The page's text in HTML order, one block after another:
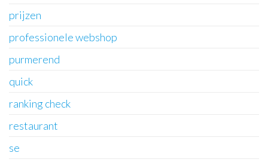
prijzen
professionele webshop
purmerend
quick
ranking check
restaurant
se